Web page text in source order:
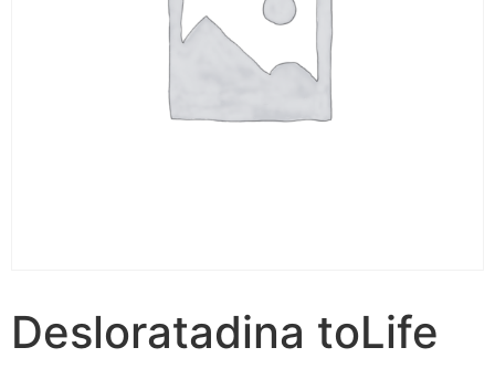
Desloratadina toLife